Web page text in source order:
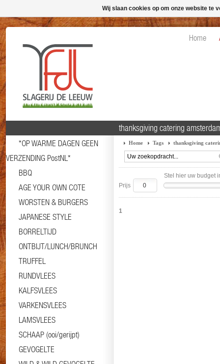
Home
*OP WARME DAGEN GEEN
VERZENDING PostNL*
BBQ
AGE YOUR OWN COTE
WORSTEN & BURGERS
JAPANESE STYLE
BORRELTIJD
ONTBIJT/LUNCH/BRUNCH
TRUFFEL
RUNDVLEES
KALFSVLEES
VARKENSVLEES
LAMSVLEES
SCHAAP (ooi/gerijpt)
GEVOGELTE
thanksgiving catering
Home Tags thanksgiving
Stel hier uw budget
Prijs
1
Wij slaan cookies op om onze website te